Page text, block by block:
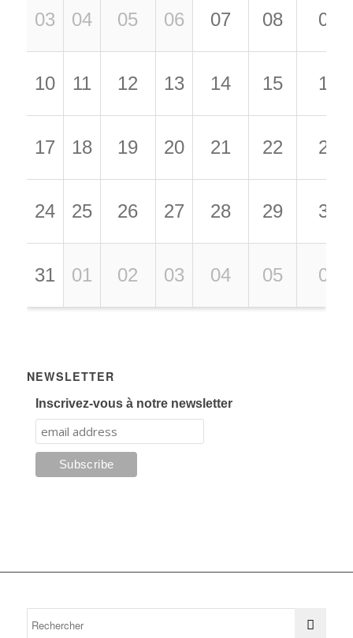
03 04 05 06 07 08 09
10 11 12 13 14 15 16
17 18 19 20 21 22 23
24 25 26 27 28 29 30
31 01 02 03 04 05 06
NEWSLETTER
Inscrivez-vous à notre newsletter